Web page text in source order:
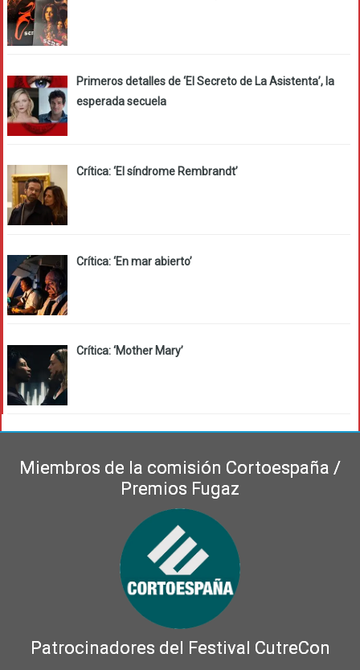
Primeros detalles de ‘El Secreto de La Asistenta’, la
esperada secuela
Crítica: ‘El síndrome Rembrandt’
Crítica: ‘En mar abierto’
Crítica: ‘Mother Mary’
Miembros de la comisión Cortoespaña /
Premios Fugaz
Patrocinadores del Festival CutreCon